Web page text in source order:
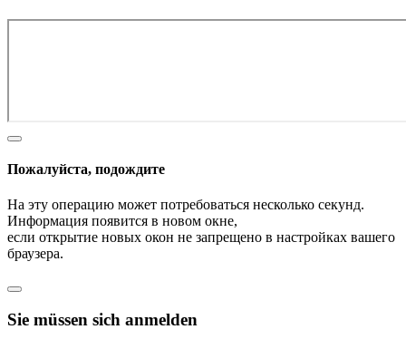
Пожалуйста, подождите
На эту операцию может потребоваться несколько секунд.
Информация появится в новом окне,
если открытие новых окон не запрещено в настройках вашего
браузера.
Sie müssen sich anmelden